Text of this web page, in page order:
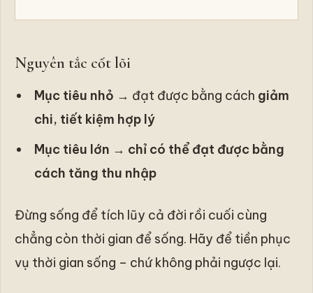
Nguyên tắc cốt lõi
Mục tiêu nhỏ → đạt được bằng cách giảm
chi, tiết kiệm hợp lý
Mục tiêu lớn → chỉ có thể đạt được bằng
cách tăng thu nhập
Đừng sống để tích lũy cả đời rồi cuối cùng
chẳng còn thời gian để sống. Hãy để tiền phục
vụ thời gian sống – chứ không phải ngược lại.